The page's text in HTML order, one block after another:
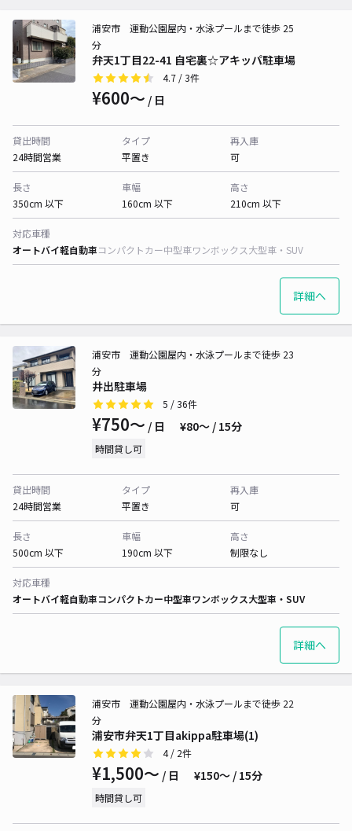
弁天1丁目22-41 自宅裏☆アキッパ駐車場
浦安市 運動公園屋内・水泳プールまで徒歩 25
分
4.7 / 3件
¥600〜 / 日
貸出時間
24時間営業
タイプ
平置き
再入庫
可
長さ
350cm 以下
車幅
160cm 以下
高さ
210cm 以下
対応車種
オートバイ軽自動車コンパクトカー中型車ワンボックス大型車・SUV
詳細へ
井出駐車場
浦安市 運動公園屋内・水泳プールまで徒歩 23
分
5 / 36件
¥750〜 / 日 ¥80〜 / 15分
時間貸し可
貸出時間
24時間営業
タイプ
平置き
再入庫
可
長さ
500cm 以下
車幅
190cm 以下
高さ
制限なし
対応車種
オートバイ軽自動車コンパクトカー中型車ワンボックス大型車・SUV
詳細へ
浦安市弁天1丁目akippa駐車場(1)
浦安市 運動公園屋内・水泳プールまで徒歩 22
分
4/ 2件
¥1,500〜 / 日 ¥150〜 / 15分
時間貸し可